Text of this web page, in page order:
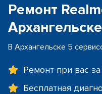
Ремонт
Архангельске
В Архангельске 5
Ремонт при вас
Бесплатная